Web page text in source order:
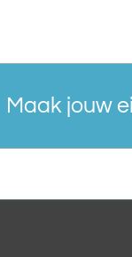
Maak jouw